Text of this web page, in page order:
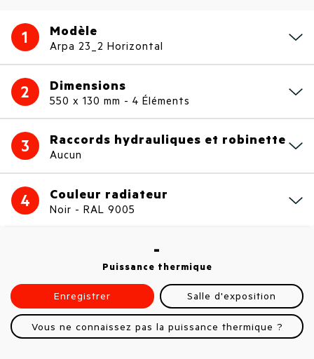
1 Modèle
Arpa 23_2 Horizontal
2 Dimensions
550 x 130 mm - 4 Éléments
3 Raccords hydrauliques et robinette
Aucun
4 Couleur radiateur
Noir - RAL 9005
-
Puissance thermique
Enregistrer Salle d'exposition
Vous ne connaissez pas la puissance thermique ?